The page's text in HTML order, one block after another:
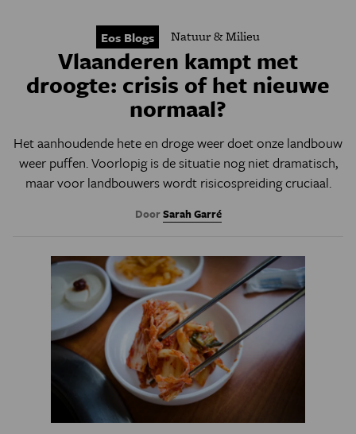
Eos Blogs Natuur & Milieu
Vlaanderen kampt met
droogte: crisis of het nieuwe
normaal?
Het aanhoudende hete en droge weer doet onze landbouw
weer puffen. Voorlopig is de situatie nog niet dramatisch,
maar voor landbouwers wordt risicospreiding cruciaal.
DoorSarah Garré